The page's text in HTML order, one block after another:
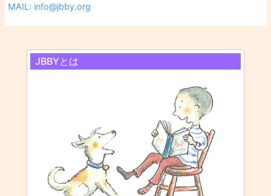
MAIL: info@jbby.org
JBBYとは